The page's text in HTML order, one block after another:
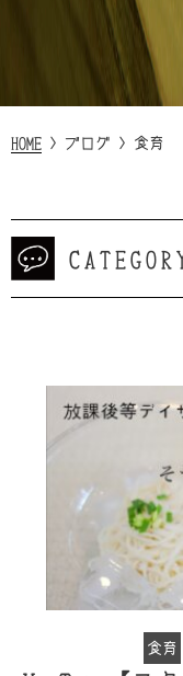
HOME > ブログ > 食育
食育